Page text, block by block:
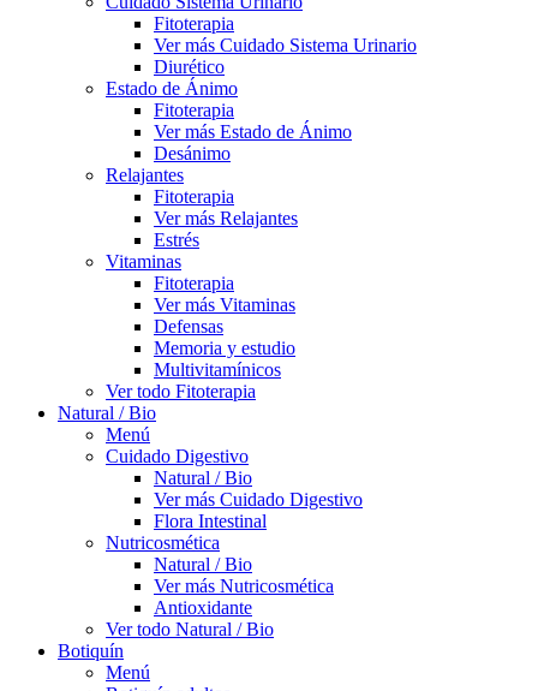
Fitoterapia
Ver más Cuidado Sistema Urinario
Diurético
Estado de Ánimo
Fitoterapia
Ver más Estado de Ánimo
Desánimo
Relajantes
Fitoterapia
Ver más Relajantes
Estrés
Vitaminas
Fitoterapia
Ver más Vitaminas
Defensas
Memoria y estudio
Multivitamínicos
Ver todo Fitoterapia
Natural / Bio
Menú
Cuidado Digestivo
Natural / Bio
Ver más Cuidado Digestivo
Flora Intestinal
Nutricosmética
Natural / Bio
Ver más Nutricosmética
Antioxidante
Ver todo Natural / Bio
Botiquín
Menú